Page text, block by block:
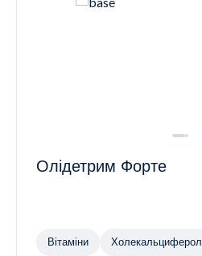
Олідетрим Форте
Вітаміни Холекальциферол